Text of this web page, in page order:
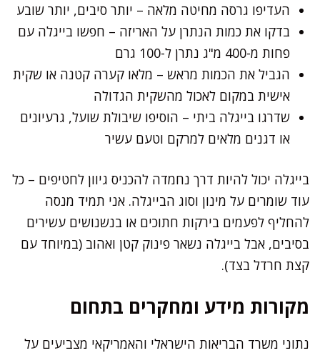
העדיפו גרסה מחיטה מלאה – יותר סיבים, יותר שובע
בדקו את כמות הנתרן על האריזה – חפשו בייגלה עם
פחות מ-400 מ"ג נתרן ל-100 גרם
הגביל את הכמות מראש – מלאו קערה קטנה או שקית
אישית במקום לאכול מהשקית הגדולה
שדרגו בייגלה ביתי – הוסיפו שיבולת שועל, גרעיונים
או דגנים מלאים למרקם וטעם עשיר
בייגלה יכול להיות דרך נחמדה להכניס גיוון לחטיפים – כל
עוד שומרים על מינון וסוג הבייגלה. אני תמיד מנסה
להחליף לפעמים בירקות חתוכים או בנשנושים עשירים
בסיבים, אבל בייגלה נשאר פינוק קטן ואהוב (במיוחד עם
קצת חרדל בצד).
מקורות מידע ומחקרים בתחום
נתוני משרד הבריאות הישראלי והאמריקאי מצביעים על